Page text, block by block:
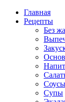
Главная
Рецепты
Без
Супы